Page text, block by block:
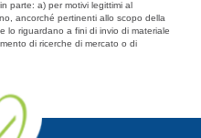
parte: a) per motivi legittimi al
ancorché pertinenti allo scopo della
lo riguardano a fini di invio di materiale
di ricerche di mercato o di